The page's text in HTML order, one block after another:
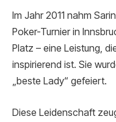
Im Jahr 2011 nahm
Poker-Turnier in
Platz – eine Leistung,
inspirierend ist. Sie
„beste Lady“ gefeiert.
Diese Leidenschaft